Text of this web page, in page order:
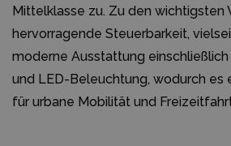
Mittelklasse zu. Zu den wichtigsten
hervorragende Steuerbarkeit,
moderne Ausstattung
und LED-Beleuchtung, wodurch es
für urbane Mobilität und